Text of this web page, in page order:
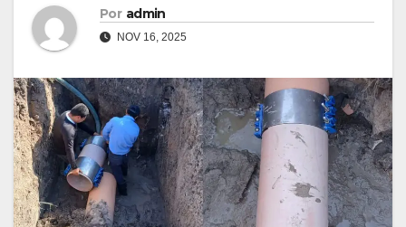
Por admin
NOV 16, 2025